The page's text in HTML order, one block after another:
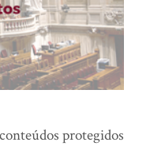
protegidos